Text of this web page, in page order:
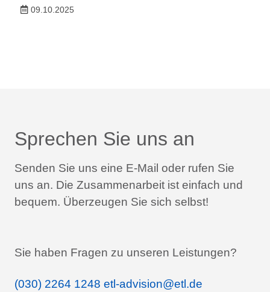
09.10.2025
Sprechen Sie uns an
Senden Sie uns eine E-Mail oder rufen Sie
uns an. Die Zusammenarbeit ist einfach und
bequem. Überzeugen Sie sich selbst!
Sie haben Fragen zu unseren Leistungen?
(030) 2264 1248 etl-advision@etl.de